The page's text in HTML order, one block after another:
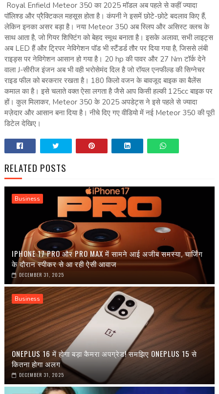
Royal Enfield Meteor 350 का 2025 मॉडल अब पहले से कहीं ज्यादा
पॉलिश्ड और प्रैक्टिकल महसूस होता है। कंपनी ने इसमें छोटे-छोटे बदलाव किए हैं,
लेकिन इनका असर बड़ा है। नया Meteor 350 अब स्लिप और असिस्ट क्लच के
साथ आता है, जो गियर शिफ्टिंग को बेहद स्मूथ बनाता है। इसके अलावा, सभी लाइट्स
अब LED हैं और ट्रिपर नेविगेशन पॉड भी स्टैंडर्ड तौर पर दिया गया है, जिससे लंबी
राइड्स पर नेविगेशन आसान हो गया है। 20 hp की पावर और 27 Nm टॉर्क देने
वाला J-सीरीज इंजन अब भी वही भरोसेमंद दिल है जो रॉयल एनफील्ड की सिग्नेचर
राइड फील को बरकरार रखता है। 180 किलो वजन के बावजूद बाइक का बैलेंस
कमाल का है। इसे चलाते वक्त ऐसा लगता है जैसे आप किसी हल्की 125cc बाइक पर
हों। कुल मिलाकर, Meteor 350 के 2025 अपडेट्स ने इसे पहले से ज्यादा
मज़ेदार और आसान बना दिया है। नीचे दिए गए वीडियो में नई Meteor 350 की पूरी
डिटेल देखिए।
RELATED POSTS
Business
IPHONE 17 PRO और PRO MAX में सामने आई अजीब समस्या, चार्जिंग
के दौरान स्पीकर से आ रही ऐसी आवाज
DECEMBER 31, 2025
Business
ONEPLUS 16 में होगा बड़ा कैमरा अपग्रेड! समझिए ONEPLUS 15 से
कितना होगा अलग
DECEMBER 31, 2025